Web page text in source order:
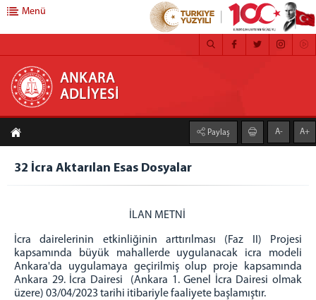
ANKARA ADLİYESİ
ANASAYFA
ADLİYEMİZ
MEDYA İLETİŞİM BÜROSU
BASIN DUYURULARI
CEZA İNFAZ KURUMLARI
MAHKEMELER
C. BAŞSAVCILIĞI
Menü
ANKARA
ADLİYESİ
Paylaş A- A+
32 İcra Aktarılan Esas Dosyalar
İLAN METNİ
İcra dairelerinin etkinliğinin arttırılması (Faz II) Projesi
kapsamında büyük mahallerde uygulanacak icra modeli
Ankara'da uygulamaya geçirilmiş olup proje kapsamında
Ankara 29. İcra Dairesi (Ankara 1. Genel İcra Dairesi olmak
üzere) 03/04/2023 tarihi itibariyle faaliyete başlamıştır.